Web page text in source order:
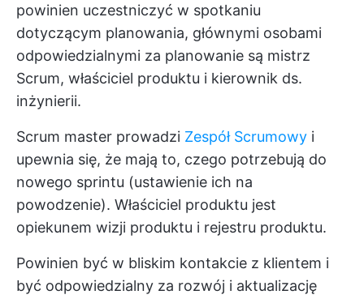
powinien uczestniczyć w spotkaniu
dotyczącym planowania, głównymi osobami
odpowiedzialnymi za planowanie są mistrz
Scrum, właściciel produktu i kierownik ds.
inżynierii.
Scrum master prowadzi Zespół Scrumowy i
upewnia się, że mają to, czego potrzebują do
nowego sprintu (ustawienie ich na
powodzenie). Właściciel produktu jest
opiekunem wizji produktu i rejestru produktu.
Powinien być w bliskim kontakcie z klientem i
być odpowiedzialny za rozwój i aktualizację